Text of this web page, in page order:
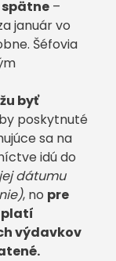
spätne –
január vo
Šéfovia
byť
poskytnuté
sa na
idú do
dátumu
, no pre
platí
výdavkov